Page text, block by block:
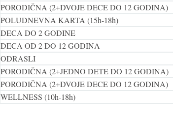
PORODIČNA (2+DVOJE DECE DO 12 GODINA)
POLUDNEVNA KARTA (15h-18h)
DECA DO 2 GODINE
DECA OD 2 DO 12 GODINA
ODRASLI
PORODIČNA (2+JEDNO DETE DO 12 GODINA)
PORODIČNA (2+DVOJE DECE DO 12 GODINA)
WELLNESS (10h-18h)